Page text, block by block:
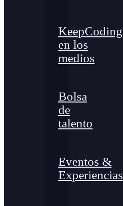
KeepCoding
en los
medios
Bolsa
de
talento
Eventos &
Experiencias